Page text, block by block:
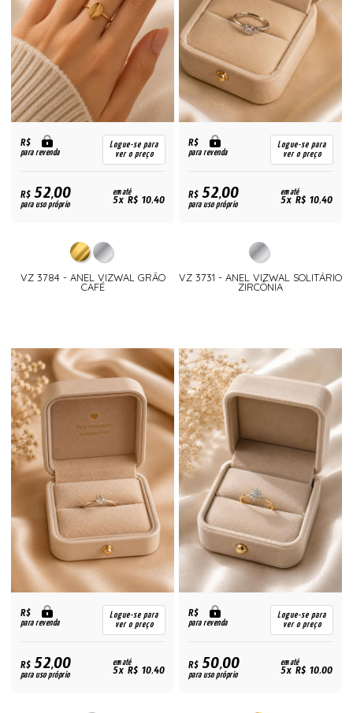
R$
para revenda
Logue-se para
ver o preço
R$52,00
para uso próprio
em até
5x R$ 10,40
VZ 3784 - ANEL VIZWAL GRÃO
CAFÉ
R$
para revenda
Logue-se para
ver o preço
R$52,00
para uso próprio
em até
5x R$ 10,40
VZ 3731 - ANEL VIZWAL SOLITÁRIO
ZIRCÔNIA
R$
para revenda
Logue-se para
ver o preço
R$52,00
para uso próprio
em até
5x R$ 10,40
R$
para revenda
Logue-se para
ver o preço
R$50,00
para uso próprio
em até
5x R$ 10,00